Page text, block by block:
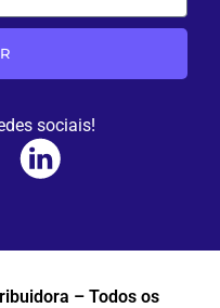
sociais!
– Todos os